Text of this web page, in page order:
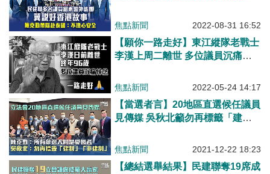
焦點新聞 2022-08-31 16:52
【願你一路走好】東江縱隊老戰士
李漢上周二離世 多位議員沉痛悼
焦點新聞 2022-05-24 14:17
【當選者言】20地區直選候任議員
見傳媒 吳秋北籲勿再標籤「建
焦點新聞 2021-12-22 18:23
【總結選舉結果】民建聯奪19席成